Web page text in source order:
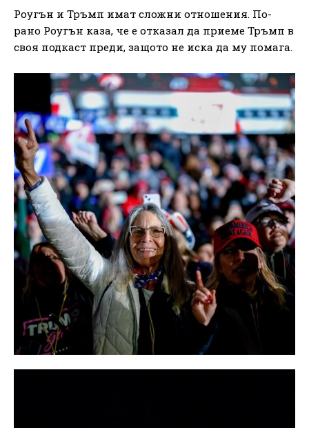
Роугън и Тръмп имат сложни отношения. По-
рано Роугън каза, че е отказал да приеме Тръмп в
своя подкаст преди, защото не иска да му помага.